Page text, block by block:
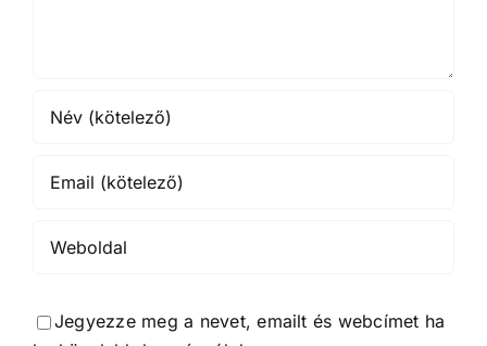
Jegyezze meg a nevet, emailt és webcímet ha